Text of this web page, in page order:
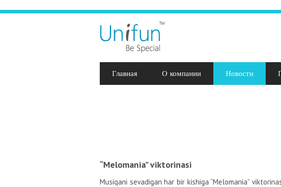
Главная О компании Новости
“Melomania” viktorinasi
Musiqani sevadigan har bir kishiga “Melomania”